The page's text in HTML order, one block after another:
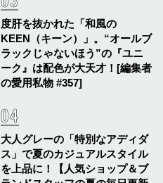
度肝を抜かれた「和風の
KEEN（キーン）」。“オールブ
ラックじゃないほう”の『ユニ
ーク』は配色が大天才！[編集者
の愛用私物 #357]
大人グレーの「特別なアディダ
ス」で夏のカジュアルスタイル
を上品に！【人気ショップ＆ブ